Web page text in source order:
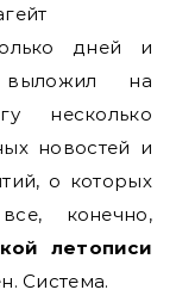
дней и
на
несколько
новостей и
о которых
конечно,
летописи
Система.